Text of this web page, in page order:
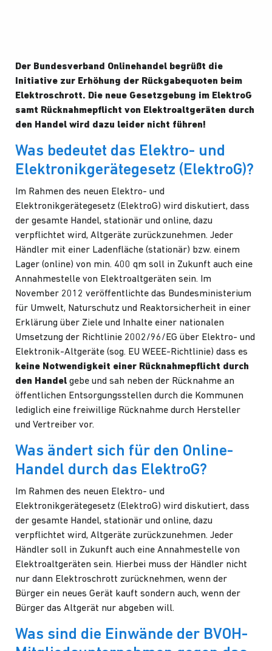
Der Bundesverband Onlinehandel begrüßt die
Initiative zur Erhöhung der Rückgabequoten beim
Elektroschrott. Die neue Gesetzgebung im ElektroG
samt Rücknahmepflicht von Elektroaltgeräten durch
den Handel wird dazu leider nicht führen!
Was bedeutet das Elektro- und
Elektronikgerätegesetz (ElektroG)?
Im Rahmen des neuen Elektro- und
Elektronikgerätegesetz (ElektroG) wird diskutiert, dass
der gesamte Handel, stationär und online, dazu
verpflichtet wird, Altgeräte zurückzunehmen. Jeder
Händler mit einer Ladenfläche (stationär) bzw. einem
Lager (online) von min. 400 qm soll in Zukunft auch eine
Annahmestelle von Elektroaltgeräten sein. Im
November 2012 veröffentlichte das Bundesministerium
für Umwelt, Naturschutz und Reaktorsicherheit in einer
Erklärung über Ziele und Inhalte einer nationalen
Umsetzung der Richtlinie 2002/96/EG über Elektro- und
Elektronik-Altgeräte (sog. EU WEEE-Richtlinie) dass es
keine Notwendigkeit einer Rücknahmepflicht durch
den Handel gebe und sah neben der Rücknahme an
öffentlichen Entsorgungsstellen durch die Kommunen
lediglich eine freiwillige Rücknahme durch Hersteller
und Vertreiber vor.
Was ändert sich für den Online-
Handel durch das ElektroG?
Im Rahmen des neuen Elektro- und
Elektronikgerätegesetz (ElektroG) wird diskutiert, dass
der gesamte Handel, stationär und online, dazu
verpflichtet wird, Altgeräte zurückzunehmen. Jeder
Händler soll in Zukunft auch eine Annahmestelle von
Elektroaltgeräten sein. Hierbei muss der Händler nicht
nur dann Elektroschrott zurücknehmen, wenn der
Bürger ein neues Gerät kauft sondern auch, wenn der
Bürger das Altgerät nur abgeben will.
Was sind die Einwände der BVOH-